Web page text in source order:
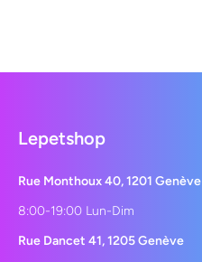
Lepetshop
Rue Monthoux 40, 1201 Genève
8:00-19:00 Lun-Dim
Rue Dancet 41, 1205 Genève